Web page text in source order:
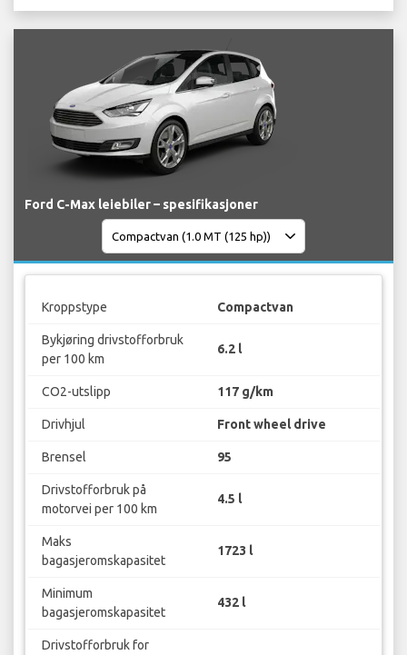
Ford C-Max leiebiler – spesifikasjoner
Kroppstype Compactvan
Bykjøring drivstofforbruk
per 100 km
6.2 l
CO2-utslipp 117 g/km
Drivhjul Front wheel drive
Brensel 95
Drivstofforbruk på
motorvei per 100 km
4.5 l
Maks
bagasjeromskapasitet
1723 l
Minimum
bagasjeromskapasitet
432 l
Drivstofforbruk for